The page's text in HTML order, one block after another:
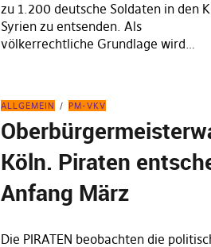
zu 1.200 deutsche Soldaten in den
Syrien zu entsenden. Als
völkerrechtliche Grundlage wird…
ALLGEMEIN PM-VKV
Köln. Piraten
Anfang März
Die PIRATEN beobachten die